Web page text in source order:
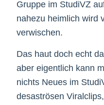
Gruppe im StudiVZ
nahezu heimlich wird
verwischen.
Das haut doch echt
aber eigentlich kann
nichts Neues im
desaströsen